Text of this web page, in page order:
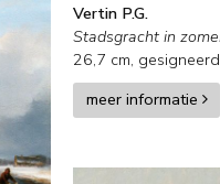
Vertin P.G.
Stadsgracht in
26,7 cm,
meer informatie